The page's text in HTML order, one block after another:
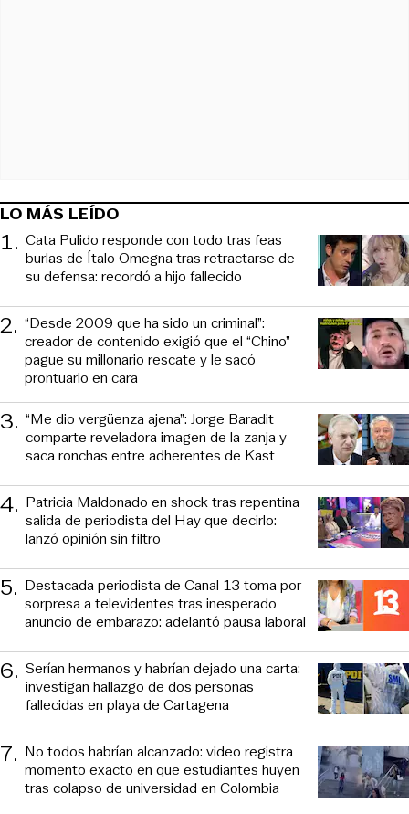
LO MÁS LEÍDO
1. Cata Pulido responde con todo tras feas
burlas de Ítalo Omegna tras retractarse de
su defensa: recordó a hijo fallecido
2. “Desde 2009 que ha sido un criminal”:
creador de contenido exigió que el “Chino”
pague su millonario rescate y le sacó
prontuario en cara
3. “Me dio vergüenza ajena”: Jorge Baradit
comparte reveladora imagen de la zanja y
saca ronchas entre adherentes de Kast
4. Patricia Maldonado en shock tras repentina
salida de periodista del Hay que decirlo:
lanzó opinión sin filtro
5. Destacada periodista de Canal 13 toma por
sorpresa a televidentes tras inesperado
anuncio de embarazo: adelantó pausa laboral
6. Serían hermanos y habrían dejado una carta:
investigan hallazgo de dos personas
fallecidas en playa de Cartagena
7. No todos habrían alcanzado: video registra
momento exacto en que estudiantes huyen
tras colapso de universidad en Colombia